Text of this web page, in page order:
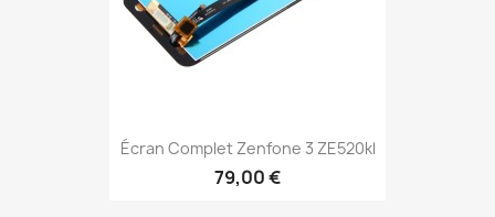
Écran Complet Zenfone 3 ZE520kl
79,00 €